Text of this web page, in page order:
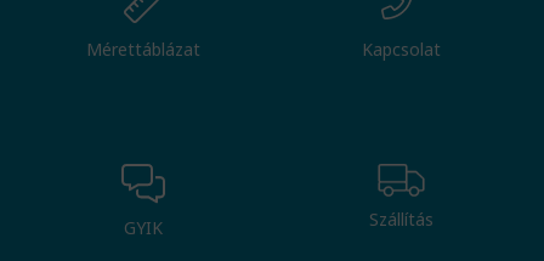
Mérettáblázat Kapcsolat
GYIK Szállítás